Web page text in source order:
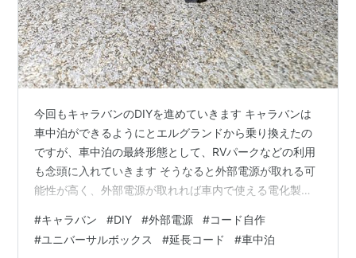
今回もキャラバンのDIYを進めていきます キャラバンは
車中泊ができるようにとエルグランドから乗り換えたの
ですが、車中泊の最終形態として、RVパークなどの利用
も念頭に入れていきます そうなると外部電源が取れる可
能性が高く、外部電源が取れれば車内で使える電化製品
端子を付けていきます
#キャラバン #DIY #外部電源 #コード自作
#ユニバーサルボックス #延長コード #車中泊